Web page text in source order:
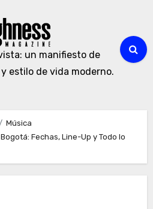
un manifiesto de
estilo de vida moderno.
Música
Fechas, Line-Up y Todo lo